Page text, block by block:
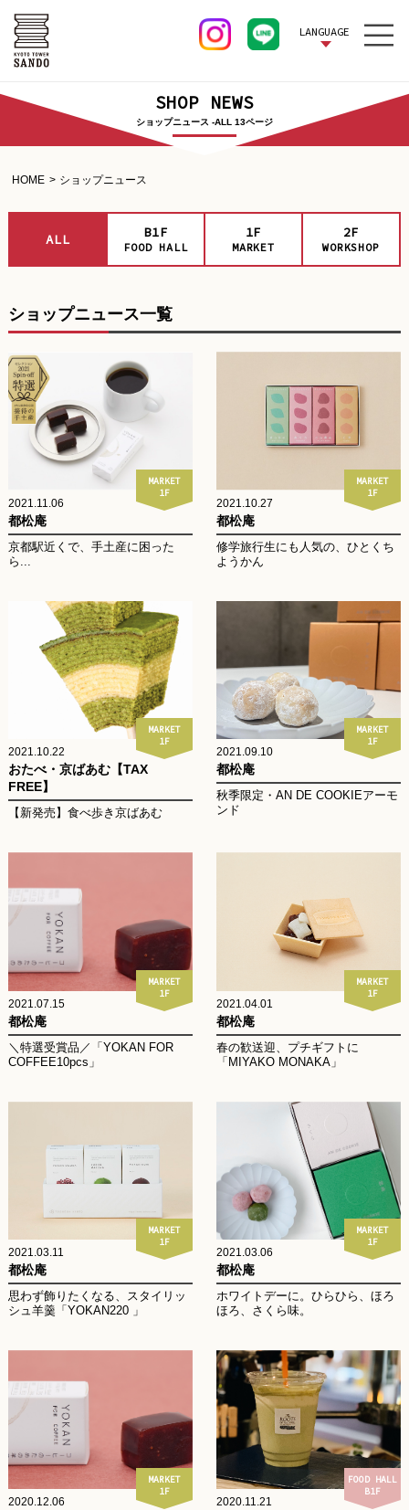
LANGUAGE
SHOP NEWS
ショップニュース -ALL 13ページ
HOME ショップニュース
ALL B1F
FOOD HALL
1F
MARKET
2F
WORKSHOP
ショップニュース一覧
MARKET
1F
2021.11.06
都松庵
京都駅近くで、手土産に困った
ら...
MARKET
1F
2021.10.27
都松庵
修学旅行生にも人気の、ひとくち
ようかん
MARKET
1F
2021.10.22
おたべ・京ばあむ【TAX
FREE】
【新発売】食べ歩き京ばあむ
MARKET
1F
2021.09.10
都松庵
秋季限定・AN DE COOKIEアーモ
ンド
MARKET
1F
2021.07.15
都松庵
＼特選受賞品／「YOKAN FOR
COFFEE10pcs」
MARKET
1F
2021.04.01
都松庵
春の歓送迎、プチギフトに
「MIYAKO MONAKA」
MARKET
1F
2021.03.11
都松庵
思わず飾りたくなる、スタイリッ
シュ羊羹「YOKAN220 」
MARKET
1F
2021.03.06
都松庵
ホワイトデーに。ひらひら、ほろ
ほろ、さくら味。
MARKET
1F
2020.12.06
FOOD HALL
B1F
2020.11.21